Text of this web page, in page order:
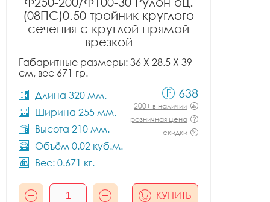
(08ПС)0.50 тройник круглого
сечения с круглой прямой
врезкой
Габаритные размеры: 36 X 28.5 X 39
см, вес 671 гр.
Длина 320 мм.
Ширина 255 мм.
Высота 210 мм.
Объём 0.02 куб.м.
Вес: 0.671 кг.
638
200+ в наличии
розничная цена
скидки
КУПИТЬ